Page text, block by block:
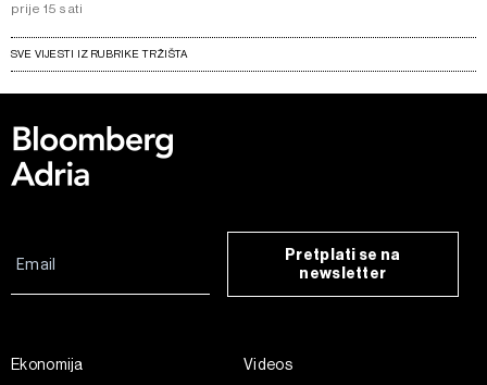
prije 15 sati
SVE VIJESTI IZ RUBRIKE TRŽIŠTA
Pretplati se na
newsletter
Ekonomija
Videos